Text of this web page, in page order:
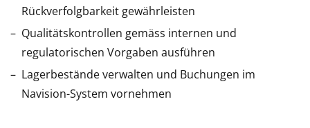
Rückverfolgbarkeit gewährleisten
Qualitätskontrollen gemäss internen und
regulatorischen Vorgaben ausführen
Lagerbestände verwalten und Buchungen im
Navision-System vornehmen